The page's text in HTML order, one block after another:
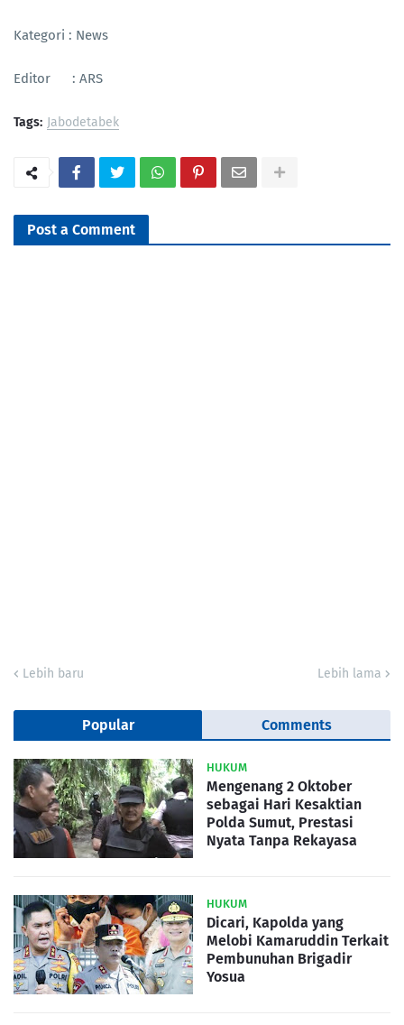
Kategori : News
Editor : ARS
Tags: Jabodetabek
Post a Comment
Lebih baru Lebih lama
Popular Comments
HUKUM
Mengenang 2 Oktober
sebagai Hari Kesaktian
Polda Sumut, Prestasi
Nyata Tanpa Rekayasa
HUKUM
Dicari, Kapolda yang
Melobi Kamaruddin Terkait
Pembunuhan Brigadir
Yosua